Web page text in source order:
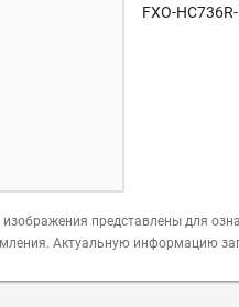
FXO-
представлены для
Актуальную информацию